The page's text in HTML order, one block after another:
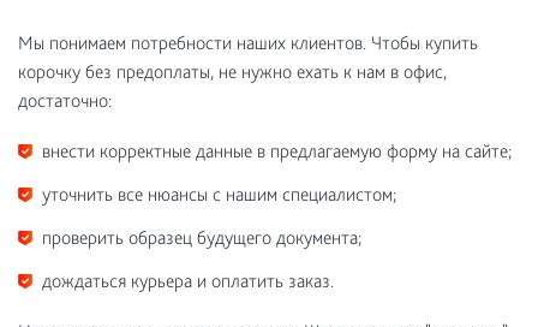
Мы понимаем потребности наших клиентов. Чтобы купить
корочку без предоплаты, не нужно ехать к нам в офис,
достаточно:
внести корректные данные в предлагаемую форму на сайте;
уточнить все нюансы с нашим специалистом;
проверить образец будущего документа;
дождаться курьера и оплатить заказ.